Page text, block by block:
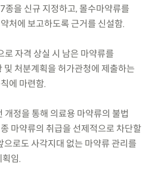
을 신규 지정하고, 몰수마약류를
처에 보고하도록 근거를 신설함.
자격 상실 시 남은 마약류를
및 처분계획을 허가관청에 제출하는
에 마련함.
정을 통해 의료용 마약류의 불법
마약류의 취급을 선제적으로 차단할
으로도 사각지대 없는 마약류 관리를
임.